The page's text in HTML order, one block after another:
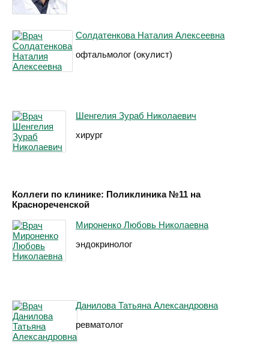
Солдатенкова Наталия Алексеевна
офтальмолог (окулист)
Шенгелия Зураб Николаевич
хирург
Коллеги по клинике: Поликлиника №11 на
Краснореченской
Мироненко Любовь Николаевна
эндокринолог
Данилова Татьяна Александровна
ревматолог